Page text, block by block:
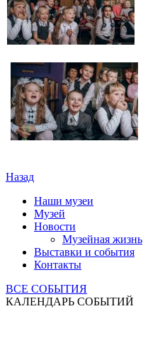
Назад
Наши музеи
Музей
Новости
Музейная жизнь
Выставки и события
Контакты
ВСЕ СОБЫТИЯ
КАЛЕНДАРЬ СОБЫТИЙ